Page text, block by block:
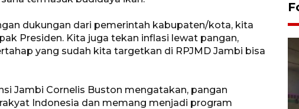
dukungan dari pemerintah kabupaten/kota, kita
Presiden. Kita juga tekan inflasi lewat pangan,
yang sudah kita targetkan di RPJMD Jambi bisa
Jambi Cornelis Buston mengatakan, pangan
Indonesia dan memang menjadi program